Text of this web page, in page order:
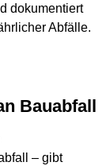
dokumentiert
Abfälle.
Bauabfall
– gibt